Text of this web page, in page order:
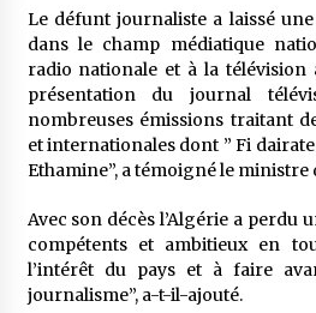
Le défunt journaliste a laissé
dans le champ médiatique
radio nationale et à la
présentation du journal
nombreuses émissions traitant
et internationales dont ” Fi dairate
Ethamine”, a témoigné le
Avec son décès l’Algérie a perdu
compétents et ambitieux en
l’intérêt du pays et à faire
journalisme”, a-t-il-ajouté.